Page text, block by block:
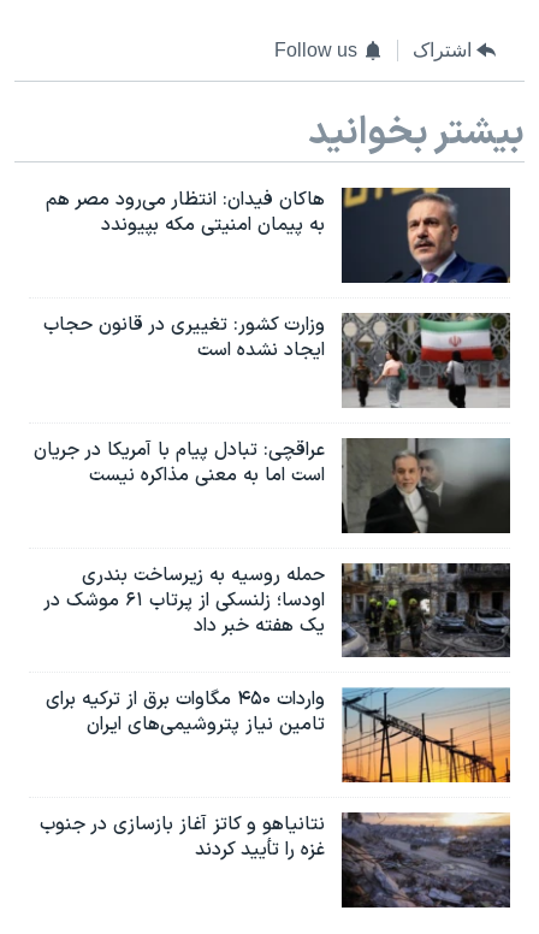
اشتراک Follow us
بیشتر بخوانید
هاکان فیدان: انتظار می‌رود مصر هم
به پیمان امنیتی مکه بپیوندد
وزارت کشور: تغییری در قانون حجاب
ایجاد نشده است
عراقچی: تبادل پیام با آمریکا در جریان
است اما به معنی مذاکره نیست
حمله روسیه به زیرساخت بندری
اودسا؛ زلنسکی از پرتاب ۶۱ موشک در
یک هفته خبر داد
واردات ۴۵۰ مگاوات برق از ترکیه برای
تامین نیاز پتروشیمی‌های ایران
نتانیاهو و کاتز آغاز بازسازی در جنوب
غزه را تأیید کردند